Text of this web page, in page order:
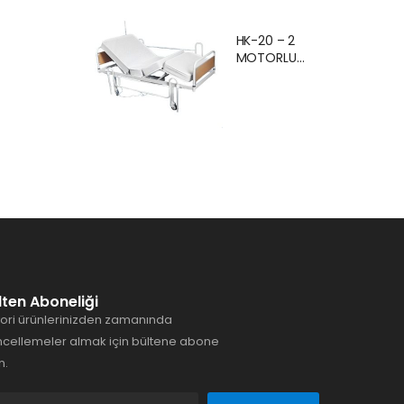
Karyolası
Hasta Yatağı
HK-20 – 2
MOTORLU
Aboneliği
ürünlerinizden zamanında
almak için bültene abone